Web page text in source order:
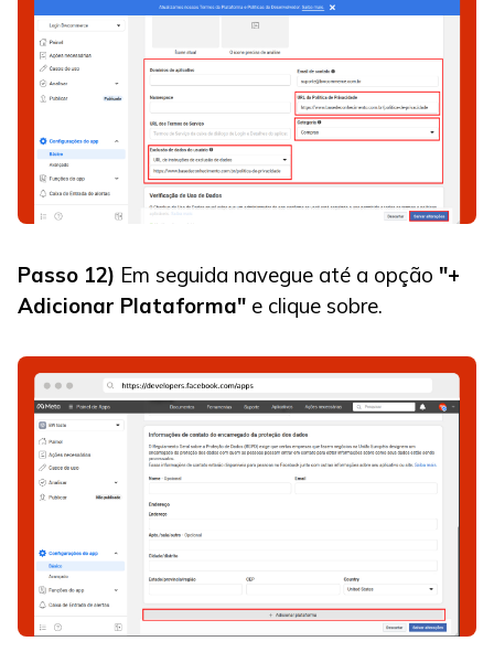
Passo 12) Em seguida navegue até a opção "+
Adicionar Plataforma" e clique sobre.